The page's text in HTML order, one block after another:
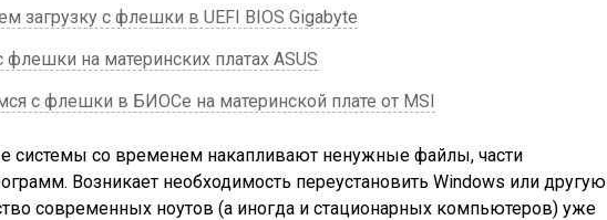
загрузку с флешки в UEFI BIOS Gigabyte
флешки на материнских платах ASUS
с флешки в БИОСе на материнской плате от MSI
системы со временем накапливают ненужные файлы, части
Возникает необходимость переустановить Windows или другую
современных ноутов (а иногда и стационарных компьютеров) уже